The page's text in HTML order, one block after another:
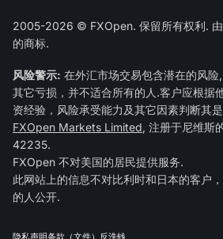
2005-2026 © FXOpen. 保留所有权利. 由
的商标.
风险警示: 在外汇市场交易包含潜在的风
其它亏损，并不适合所有的人.客户应根据
资经验，风险承受能力及其它因素判断其
FXOpen Markets Limited, 注册于尼维斯
42235.
FXOpen 不对美国的居民提供服务.
此网站上的信息不对比利时和日本的客户
的人公开.
隐私声明条款（文件） 反洗钱